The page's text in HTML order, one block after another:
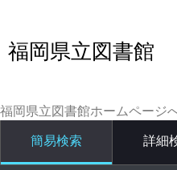
福岡県立図書館
福岡県立図書館ホームページ
簡易検索 詳細